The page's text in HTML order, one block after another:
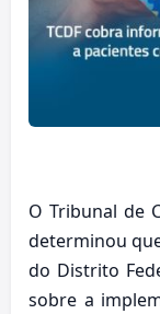
O Tribunal de
determinou
do Distrito
sobre a